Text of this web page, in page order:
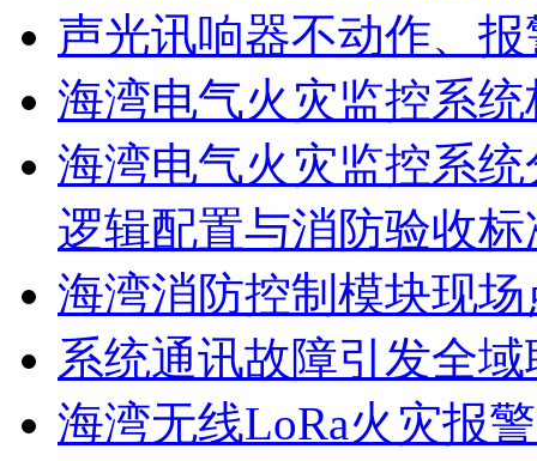
声光讯响器不动作、
海湾电气火灾监控系
海湾电气火灾监控系
逻辑配置与消防验收标
海湾消防控制模块现
系统通讯故障引发全
海湾无线LoRa火灾报